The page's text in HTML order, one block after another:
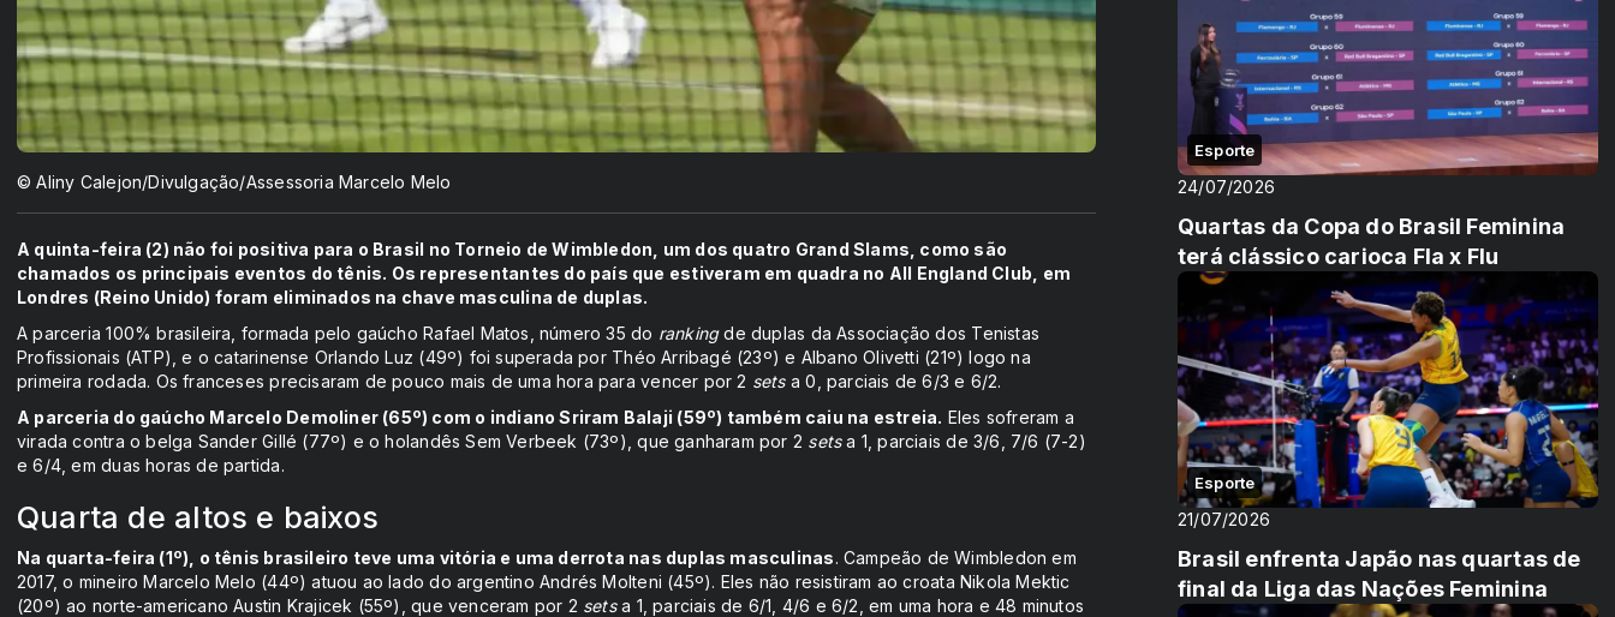
© Aliny Calejon/Divulgação/Assessoria Marcelo Melo
A quinta-feira (2) não foi positiva para o Brasil no Torneio de Wimbledon, um dos quatro Grand Slams, como são
chamados os principais eventos do tênis. Os representantes do país que estiveram em quadra no All England Club, em
Londres (Reino Unido) foram eliminados na chave masculina de duplas.
A parceria 100% brasileira, formada pelo gaúcho Rafael Matos, número 35 do rankingde duplas da Associação dos Tenistas
Profissionais (ATP), e o catarinense Orlando Luz (49º) foi superada por Théo Arribagé (23º) e Albano Olivetti (21º) logo na
primeira rodada. Os franceses precisaram de pouco mais de uma hora para vencer por 2 setsa 0, parciais de 6/3 e 6/2.
A parceria do gaúcho Marcelo Demoliner (65º) com o indiano Sriram Balaji (59º) também caiu na estreia. Eles sofreram a
virada contra o belga Sander Gillé (77º) e o holandês Sem Verbeek (73º), que ganharam por 2 setsa 1, parciais de 3/6, 7/6 (7-2)
e 6/4, em duas horas de partida.
Quarta de altos e baixos
Na quarta-feira (1º), o tênis brasileiro teve uma vitória e uma derrota nas duplas masculinas. Campeão de Wimbledon em
2017, o mineiro Marcelo Melo (44º) atuou ao lado do argentino Andrés Molteni (45º). Eles não resistiram ao croata Nikola Mektic
(20º) ao norte-americano Austin Krajicek (55º), que venceram por 2 setsa 1, parciais de 6/1, 4/6 e 6/2, em uma hora e 48 minutos
Esporte
24/07/2026
Quartas da Copa do Brasil Feminina
terá clássico carioca Fla x Flu
Esporte
21/07/2026
Brasil enfrenta Japão nas quartas de
final da Liga das Nações Feminina